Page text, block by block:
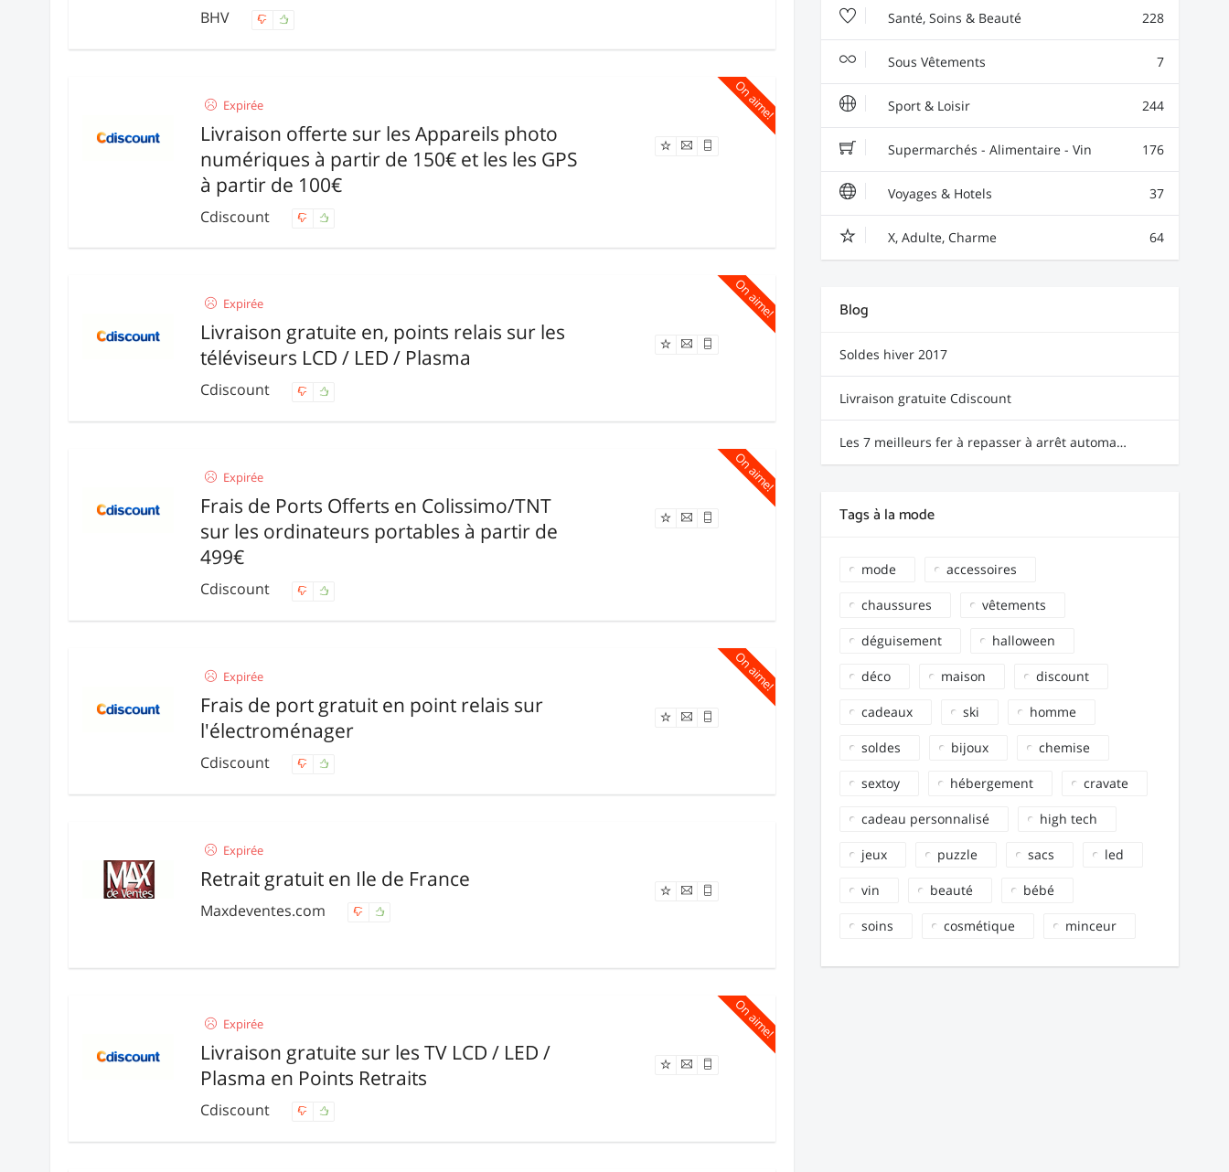
BHV
On aime!
Expirée
Livraison offerte sur les Appareils photo
numériques à partir de 150€ et les les GPS
à partir de 100€
Cdiscount
Offre expirée
On aime!
Expirée
Livraison gratuite en, points relais sur les
téléviseurs LCD / LED / Plasma
Cdiscount
Offre expirée
On aime!
Expirée
Frais de Ports Offerts en Colissimo/TNT
sur les ordinateurs portables à partir de
499€
Cdiscount
Offre expirée
On aime!
Expirée
Frais de port gratuit en point relais sur
l'électroménager
Cdiscount
Offre expirée
Expirée
Retrait gratuit en Ile de France
Maxdeventes.com
Offre expirée
On aime!
Expirée
Livraison gratuite sur les TV LCD / LED /
Plasma en Points Retraits
Cdiscount
Offre expirée
Santé, Soins & Beauté 228
Sous Vêtements 7
Sport & Loisir 244
Supermarchés - Alimentaire - Vin 176
Voyages & Hotels 37
X, Adulte, Charme 64
Blog
Soldes hiver 2017
Livraison gratuite Cdiscount
Les 7 meilleurs fer à repasser à arrêt automatique
Tags à la mode
mode accessoires
chaussures vêtements
déguisement halloween
déco maison discount
cadeaux ski homme
soldes bijoux chemise
sextoy hébergement cravate
cadeau personnalisé high tech
jeux puzzle sacs led
vin beauté bébé
soins cosmétique minceur